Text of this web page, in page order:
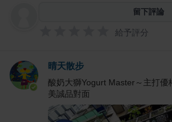
留下評論
給予評分
晴天散步
酸奶大獅Yogurt Master～主打
美誠品對面